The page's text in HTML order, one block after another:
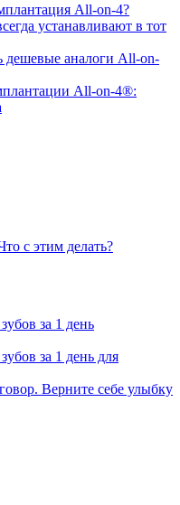
All-on-4?
устанавливают в тот
дешевые аналоги All-on-
All-on-4®:
с этим делать?
за 1 день
за 1 день для
Верните себе улыбку